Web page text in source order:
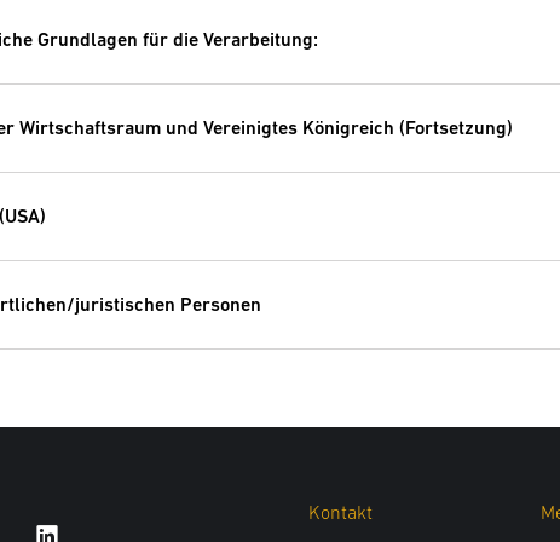
Grundlagen für die Verarbeitung:
Wirtschaftsraum und Vereinigtes Königreich (Fortsetzung)
juristischen Personen
Kontakt